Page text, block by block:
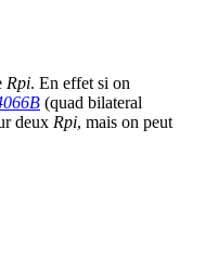
Rpi. En effet si on
(quad bilateral
deux Rpi, mais on peut